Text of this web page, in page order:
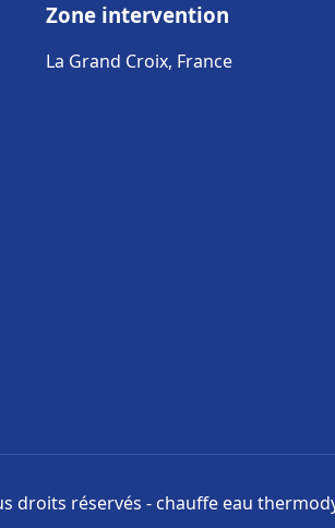
Zone intervention
La Grand Croix, France
droits réservés - chauffe eau